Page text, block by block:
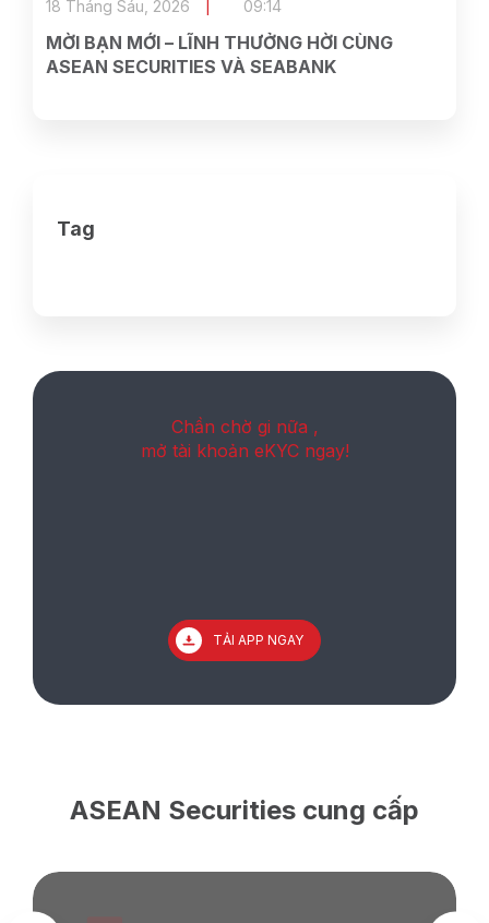
MỜI BẠN MỚI – LĨNH THƯỞNG HỜI CÙNG
ASEAN SECURITIES VÀ SEABANK
18 Tháng Sáu, 2026 09:14
Tag
Chần chờ gi nữa ,
mở tài khoản eKYC ngay!
TẢI APP NGAY
ASEAN Securities cung cấp